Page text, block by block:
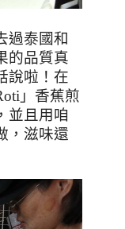
過泰國和
的品質真
說啦！在
」香蕉煎
並且用咱
，滋味還